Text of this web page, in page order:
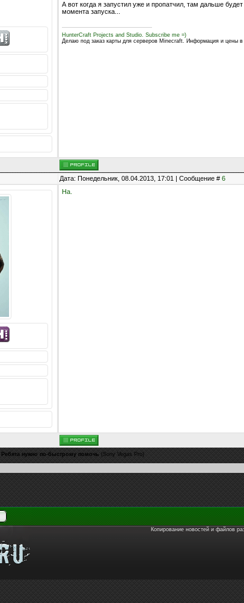
А вот когда я запустил уже и пропатчил, там дальше
момента запуска...
HunterCraft Projects and Studio. Subscribe me =)
Делаю под заказ карты для серверов Minecraft. Информация и цены в
Дата: Понедельник, 08.04.2013, 17:01 | Сообщение # 6
На.
Ребята нужно по-быстрому помочь (Sony Vegas Pro)
Копирование новостей и файлов